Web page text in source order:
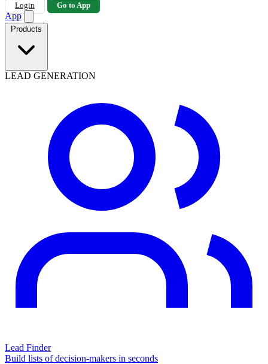
Login Go to App
App
Products
LEAD GENERATION
Lead Finder
Build lists of decision-makers in seconds